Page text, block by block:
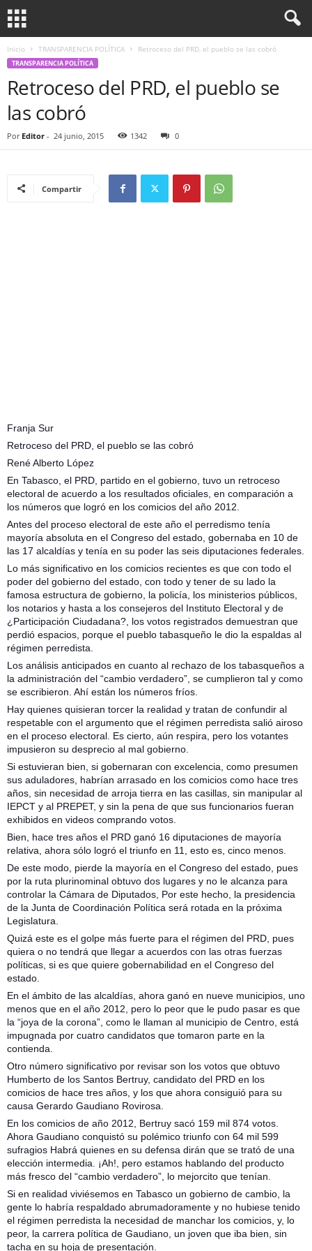
Inicio TRANSPARENCIA POLÍTICA Retroceso del PRD, el pueblo se las cobró
TRANSPARENCIA POLÍTICA
Retroceso del PRD, el pueblo se
las cobró
Por Editor - 24 junio, 2015 1342 0
Compartir
Franja Sur
Retroceso del PRD, el pueblo se las cobró
René Alberto López
En Tabasco, el PRD, partido en el gobierno, tuvo un retroceso
electoral de acuerdo a los resultados oficiales, en comparación a
los números que logró en los comicios del año 2012.
Antes del proceso electoral de este año el perredismo tenía
mayoría absoluta en el Congreso del estado, gobernaba en 10 de
las 17 alcaldías y tenía en su poder las seis diputaciones federales.
Lo más significativo en los comicios recientes es que con todo el
poder del gobierno del estado, con todo y tener de su lado la
famosa estructura de gobierno, la policía, los ministerios públicos,
los notarios y hasta a los consejeros del Instituto Electoral y de
¿Participación Ciudadana?, los votos registrados demuestran que
perdió espacios, porque el pueblo tabasqueño le dio la espaldas al
régimen perredista.
Los análisis anticipados en cuanto al rechazo de los tabasqueños a
la administración del “cambio verdadero”, se cumplieron tal y como
se escribieron. Ahí están los números fríos.
Hay quienes quisieran torcer la realidad y tratan de confundir al
respetable con el argumento que el régimen perredista salió airoso
en el proceso electoral. Es cierto, aún respira, pero los votantes
impusieron su desprecio al mal gobierno.
Si estuvieran bien, si gobernaran con excelencia, como presumen
sus aduladores, habrían arrasado en los comicios como hace tres
años, sin necesidad de arroja tierra en las casillas, sin manipular al
IEPCT y al PREPET, y sin la pena de que sus funcionarios fueran
exhibidos en videos comprando votos.
Bien, hace tres años el PRD ganó 16 diputaciones de mayoría
relativa, ahora sólo logró el triunfo en 11, esto es, cinco menos.
De este modo, pierde la mayoría en el Congreso del estado, pues
por la ruta plurinominal obtuvo dos lugares y no le alcanza para
controlar la Cámara de Diputados, Por este hecho, la presidencia
de la Junta de Coordinación Política será rotada en la próxima
Legislatura.
Quizá este es el golpe más fuerte para el régimen del PRD, pues
quiera o no tendrá que llegar a acuerdos con las otras fuerzas
políticas, si es que quiere gobernabilidad en el Congreso del
estado.
En el ámbito de las alcaldías, ahora ganó en nueve municipios, uno
menos que en el año 2012, pero lo peor que le pudo pasar es que
la “joya de la corona”, como le llaman al municipio de Centro, está
impugnada por cuatro candidatos que tomaron parte en la
contienda.
Otro número significativo por revisar son los votos que obtuvo
Humberto de los Santos Bertruy, candidato del PRD en los
comicios de hace tres años, y los que ahora consiguió para su
causa Gerardo Gaudiano Rovirosa.
En los comicios de año 2012, Bertruy sacó 159 mil 874 votos.
Ahora Gaudiano conquistó su polémico triunfo con 64 mil 599
sufragios Habrá quienes en su defensa dirán que se trató de una
elección intermedia. ¡Ah!, pero estamos hablando del producto
más fresco del “cambio verdadero”, lo mejorcito que tenían.
Si en realidad viviésemos en Tabasco un gobierno de cambio, la
gente lo habría respaldado abrumadoramente y no hubiese tenido
el régimen perredista la necesidad de manchar los comicios, y, lo
peor, la carrera política de Gaudiano, un joven que iba bien, sin
tacha en su hoja de presentación.